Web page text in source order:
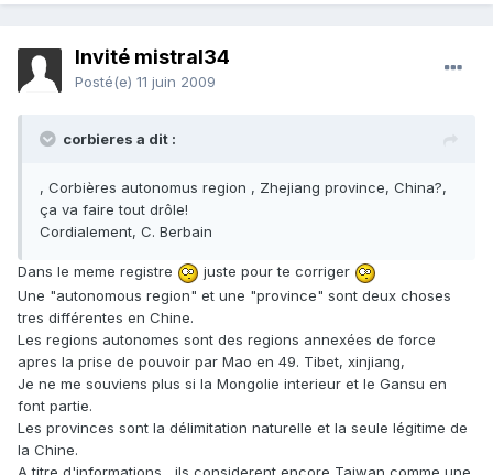
Invité mistral34
Posté(e) 11 juin 2009
corbieres a dit :
, Corbières autonomus region , Zhejiang province, China?,
ça va faire tout drôle!
Cordialement, C. Berbain
Dans le meme registre
juste pour te corriger
Une "autonomous region" et une "province" sont deux choses
tres différentes en Chine.
Les regions autonomes sont des regions annexées de force
apres la prise de pouvoir par Mao en 49. Tibet, xinjiang,
Je ne me souviens plus si la Mongolie interieur et le Gansu en
font partie.
Les provinces sont la délimitation naturelle et la seule légitime de
la Chine.